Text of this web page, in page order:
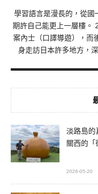
學習語言是漫長的，從國
期許自己能更上一層樓。
案內士（口譯導遊），而
身走訪日本許多地方，
淡路島的
關西的
2026-05-20